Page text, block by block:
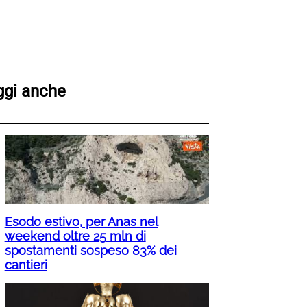
anche
Esodo estivo, per Anas nel
weekend oltre 25 mln di
spostamenti sospeso 83% dei
cantieri